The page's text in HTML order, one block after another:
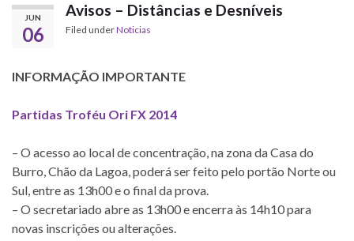
JUN
06
Avisos – Distâncias e Desníveis
Filed underNoticias
INFORMAÇÃO IMPORTANTE
Partidas Troféu Ori FX 2014
– O acesso ao local de concentração, na zona da Casa do
Burro, Chão da Lagoa, poderá ser feito pelo portão Norte ou
Sul, entre as 13h00 e o final da prova.
– O secretariado abre as 13h00 e encerra às 14h10 para
novas inscrições ou alterações.